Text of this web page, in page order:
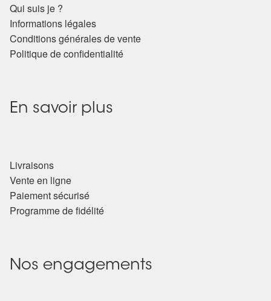
Qui suis je ?
Informations légales
Conditions générales de vente
Politique de confidentialité
En savoir plus
Livraisons
Vente en ligne
Paiement sécurisé
Programme de fidélité
Nos engagements